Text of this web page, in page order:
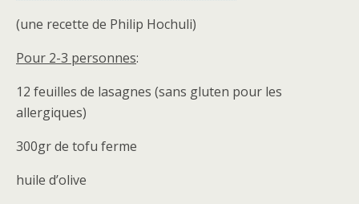
(une recette de Philip Hochuli)
Pour 2-3 personnes:
12 feuilles de lasagnes (sans gluten pour les
allergiques)
300gr de tofu ferme
huile d’olive